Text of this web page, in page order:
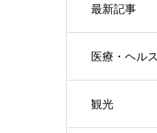
最新記事
医療・ヘル
観光